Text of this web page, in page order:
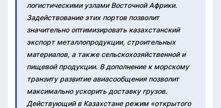
логистическими узлами Восточной Африки.
Задействование этих портов позволит
значительно оптимизировать казахстанский
экспорт металлопродукции, строительных
материалов, а также сельскохозяйственной и
пищевой продукции. В дополнение к морскому
транзиту развитие авиасообщения позволит
максимально ускорить доставку грузов.
Действующий в Казахстане режим «открытого